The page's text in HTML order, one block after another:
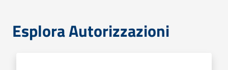
Esplora Autorizzazioni